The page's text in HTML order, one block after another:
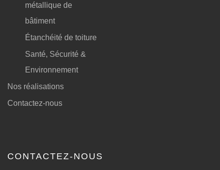
métallique de
bâtiment
Étanchéité de toiture
Santé, Sécurité &
Environnement
Nos réalisations
Contactez-nous
CONTACTEZ-NOUS